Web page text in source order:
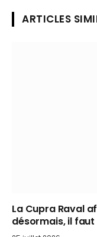
ARTICLES
La Cupra Raval
désormais, il